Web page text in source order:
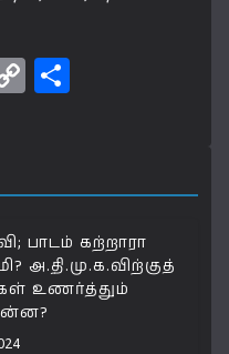
C
n
k
பாடம் கற்றாரா
அ.தி.மு.க.விற்குத்
உணர்த்தும்